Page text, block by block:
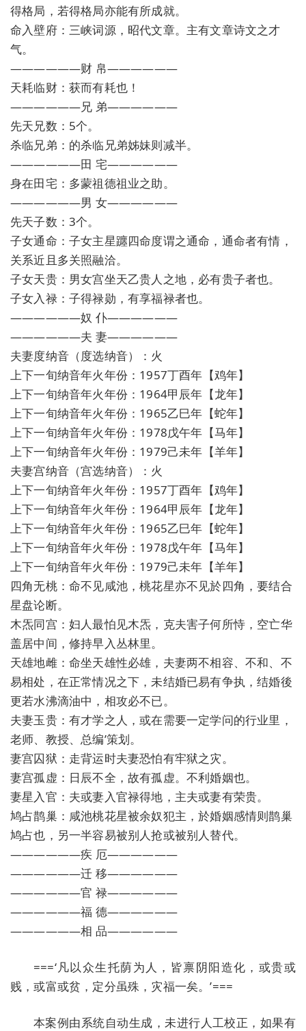
得格局，若得格局亦能有所成就。
命入壁府：三峡词源，昭代文章。主有文章诗文之才
气。
——————财 帛——————
天耗临财：获而有耗也！
——————兄 弟——————
先天兄数：5个。
杀临兄弟：的杀临兄弟姊妹则减半。
——————田 宅——————
身在田宅：多蒙祖德祖业之助。
——————男 女——————
先天子数：3个。
子女通命：子女主星躔四命度谓之通命，通命者有情，
关系近且多关照融洽。
子女天贵：男女宫坐天乙贵人之地，必有贵子者也。
子女入禄：子得禄勋，有享福禄者也。
——————奴 仆——————
——————夫 妻——————
夫妻度纳音（度选纳音）：火
上下一旬纳音年火年份：1957丁酉年【鸡年】
上下一旬纳音年火年份：1964甲辰年【龙年】
上下一旬纳音年火年份：1965乙巳年【蛇年】
上下一旬纳音年火年份：1978戊午年【马年】
上下一旬纳音年火年份：1979己未年【羊年】
夫妻宫纳音（宫选纳音）：火
上下一旬纳音年火年份：1957丁酉年【鸡年】
上下一旬纳音年火年份：1964甲辰年【龙年】
上下一旬纳音年火年份：1965乙巳年【蛇年】
上下一旬纳音年火年份：1978戊午年【马年】
上下一旬纳音年火年份：1979己未年【羊年】
四角无桃：命不见咸池，桃花星亦不见於四角，要结合
星盘论断。
木炁同宫：妇人最怕见木炁，克夫害子何所恃，空亡华
盖居中间，修持早入丛林里。
天雄地雌：命坐天雄性必雄，夫妻两不相容、不和、不
易相处，在正常情况之下，未结婚已易有争执，结婚後
更若水沸滴油中，相攻必不已。
夫妻玉贵：有才学之人，或在需要一定学问的行业里，
老师、教授、总编’策划。
妻宫囚狱：走背运时夫妻恐怕有牢狱之灾。
妻宫孤虚：日辰不全，故有孤虚。不利婚姻也。
妻星入官：夫或妻入官禄得地，主夫或妻有荣贵。
鸠占鹊巢：咸池桃花星被余奴犯主，於婚姻感情则鹊巢
鸠占也，另一半容易被别人抢或被别人替代。
——————疾 厄——————
——————迁 移——————
——————官 禄——————
——————福 德——————
——————相 品——————
===‘凡以众生托荫为人，皆禀阴阳造化，或贵或
贱，或富或贫，定分虽殊，灾福一矣。’===
本案例由系统自动生成，未进行人工校正，如果有